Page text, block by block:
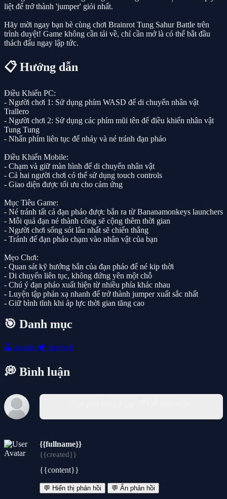
liệt để trở thành 'jumper' giỏi nhất.
Hãy mời ngay bạn bè cùng chơi Brainrot Tung Sahur Battle trên
trình duyệt! Game không cần tải về, chỉ cần mở là có thể bắt đầu
thách đấu ngay lập tức.
📋 Hướng dẫn
Điều Khiển PC:
- Người chơi 1: Sử dụng phím WASD để di chuyển nhân vật
Trallero
- Người chơi 2: Sử dụng các phím mũi tên để điều khiển nhân vật
Tung Tung
- Nhấn phím liên tục để nhảy và né tránh đạn pháo
Điều Khiển Mobile:
- Chạm và giữ màn hình để di chuyển nhân vật
- Cả hai người chơi có thể sử dụng touch controls
- Giao diện được tối ưu cho cảm ứng
Mục Tiêu Game:
- Né tránh tất cả đạn pháo được bắn ra từ Bananamonkeys launchers
- Mỗi quả đạn né thành công sẽ cộng thêm thời gian
- Người chơi sống sót lâu nhất sẽ chiến thắng
- Tránh để đạn pháo chạm vào nhân vật của bạn
Mẹo Chơi:
- Quan sát kỹ hướng bắn của đạn pháo để né kip thời
- Di chuyển liên tục, không đứng yên một chỗ
- Chú ý đạn pháo xuất hiện từ nhiều phía khác nhau
- Luyện tập phản xạ nhanh để trở thành jumper xuất sắc nhất
- Giữ bình tĩnh khi áp lực thời gian tăng cao
🎯 Danh mục
🕹️ arcade 🏕️ survival
💭 Bình luận
{{fullname}}
{{created}}
{{content}}
💬 Hiển thị phản hồi 💬 Ẩn phản hồi